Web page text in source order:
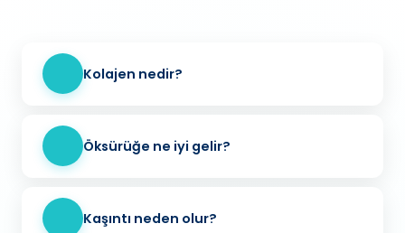
Kolajen nedir?
Öksürüğe ne iyi gelir?
Kaşıntı neden olur?